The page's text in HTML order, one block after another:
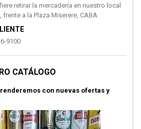
retirar la mercadería en nuestro local
frente a la Plaza Miserere, CABA
9100
CATÁLOGO
con nuevas ofertas y